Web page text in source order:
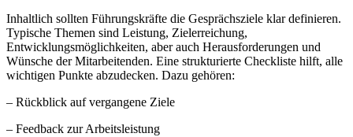
Inhaltlich sollten Führungskräfte die Gesprächsziele klar definieren.
Typische Themen sind Leistung, Zielerreichung,
Entwicklungsmöglichkeiten, aber auch Herausforderungen und
Wünsche der Mitarbeitenden. Eine strukturierte Checkliste hilft, alle
wichtigen Punkte abzudecken. Dazu gehören:
– Rückblick auf vergangene Ziele
– Feedback zur Arbeitsleistung